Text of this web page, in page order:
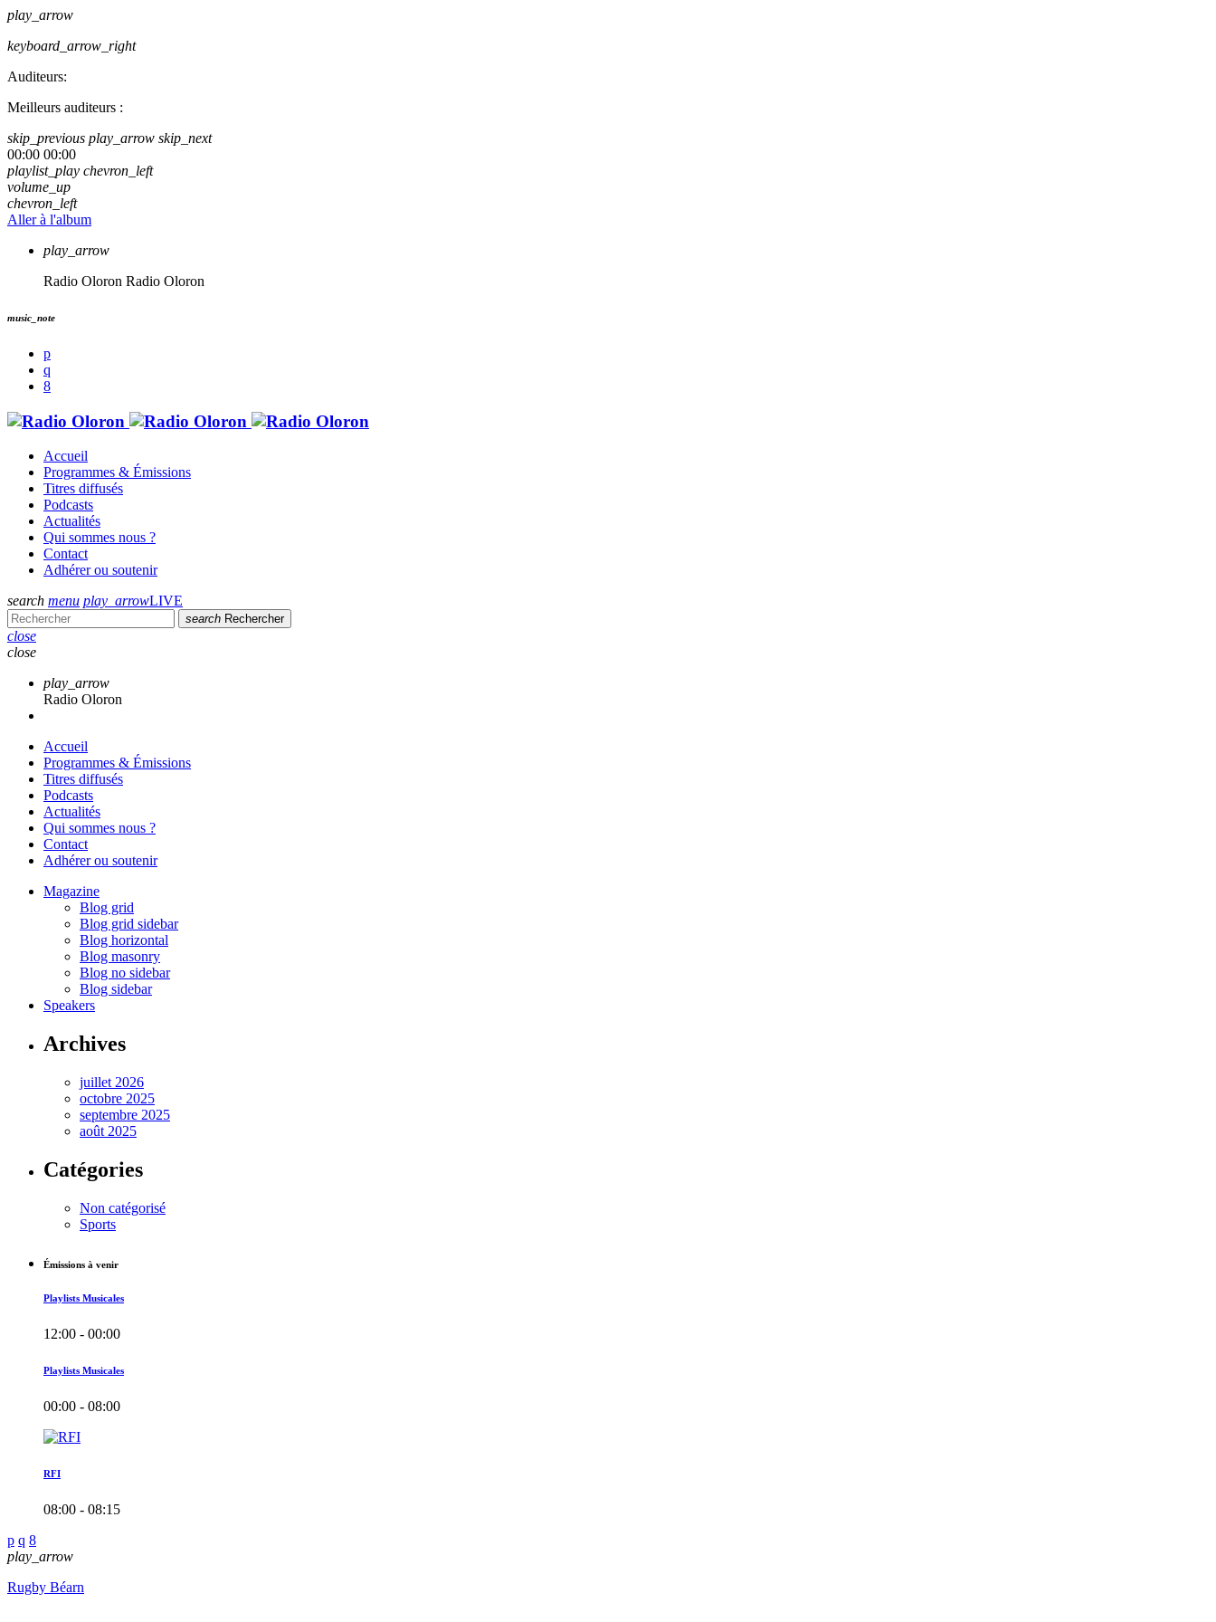
play_arrow
keyboard_arrow_right
Auditeurs:
Meilleurs auditeurs :
skip_previous play_arrow skip_next
00:00 00:00
playlist_play chevron_left
volume_up
chevron_left
Aller à l'album
play_arrow
Radio Oloron Radio Oloron
music_note
Accueil
Programmes & Émissions
Titres diffusés
Podcasts
Actualités
Qui sommes nous ?
Contact
Adhérer ou soutenir
search menu play_arrowLIVE
search Rechercher
close
close
play_arrow
Radio Oloron
Accueil
Programmes & Émissions
Titres diffusés
Podcasts
Actualités
Qui sommes nous ?
Contact
Adhérer ou soutenir
Magazine
Blog grid
Blog grid sidebar
Blog horizontal
Blog masonry
Blog no sidebar
Blog sidebar
Speakers
Archives
juillet 2026
octobre 2025
septembre 2025
août 2025
Catégories
Non catégorisé
Sports
Émissions à venir
Playlists Musicales
12:00 - 00:00
Playlists Musicales
00:00 - 08:00
RFI
08:00 - 08:15
play_arrow
Rugby Béarn